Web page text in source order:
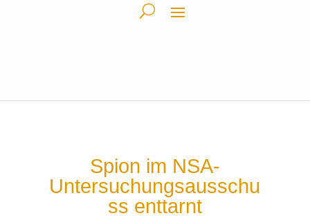
Spion im NSA-
Untersuchungsausschu
ss enttarnt